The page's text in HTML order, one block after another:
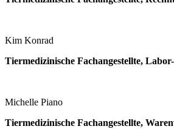
Kim Konrad
Tiermedizinische Fachangestellte,
Michelle Piano
Tiermedizinische Fachangestellte,